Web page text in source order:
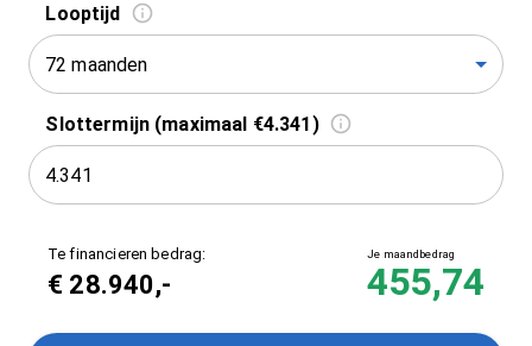
Looptijd
72 maanden
Slottermijn (maximaal €4.341)
Te financieren bedrag:
€ 28.940,-
Je maandbedrag
455,74